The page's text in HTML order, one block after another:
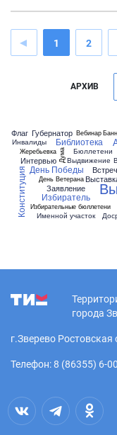
1 2
АРХИВ
Библиотека
Бюллетени
Вебинар
Выдвижение
Губернатор
День Ветерана
День Победы
Дума
Жеребьевка
Заявление
Избиратель
Избирательные бюллетени
Именной участок
Инвалиды
Интервью
Конституция
Флаг
города
г.Зверево
Телефон: 8 (86355) 6-